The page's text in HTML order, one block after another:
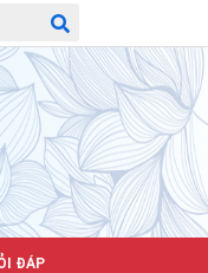
ĐÁP